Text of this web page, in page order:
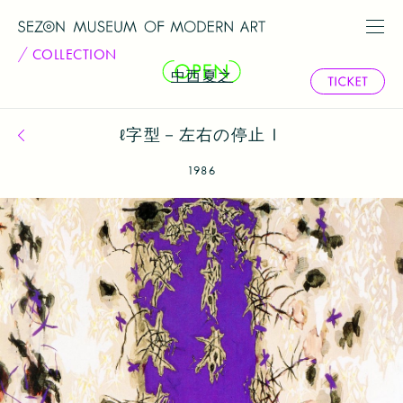
COLLECTION
中西夏之
コレクション一覧へ戻るℓ字型－左右の停止Ⅰ
1986